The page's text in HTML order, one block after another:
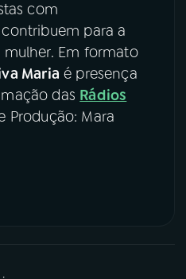
com
para a
Em formato
Maria é presença
das Rádios
Produção: Mara